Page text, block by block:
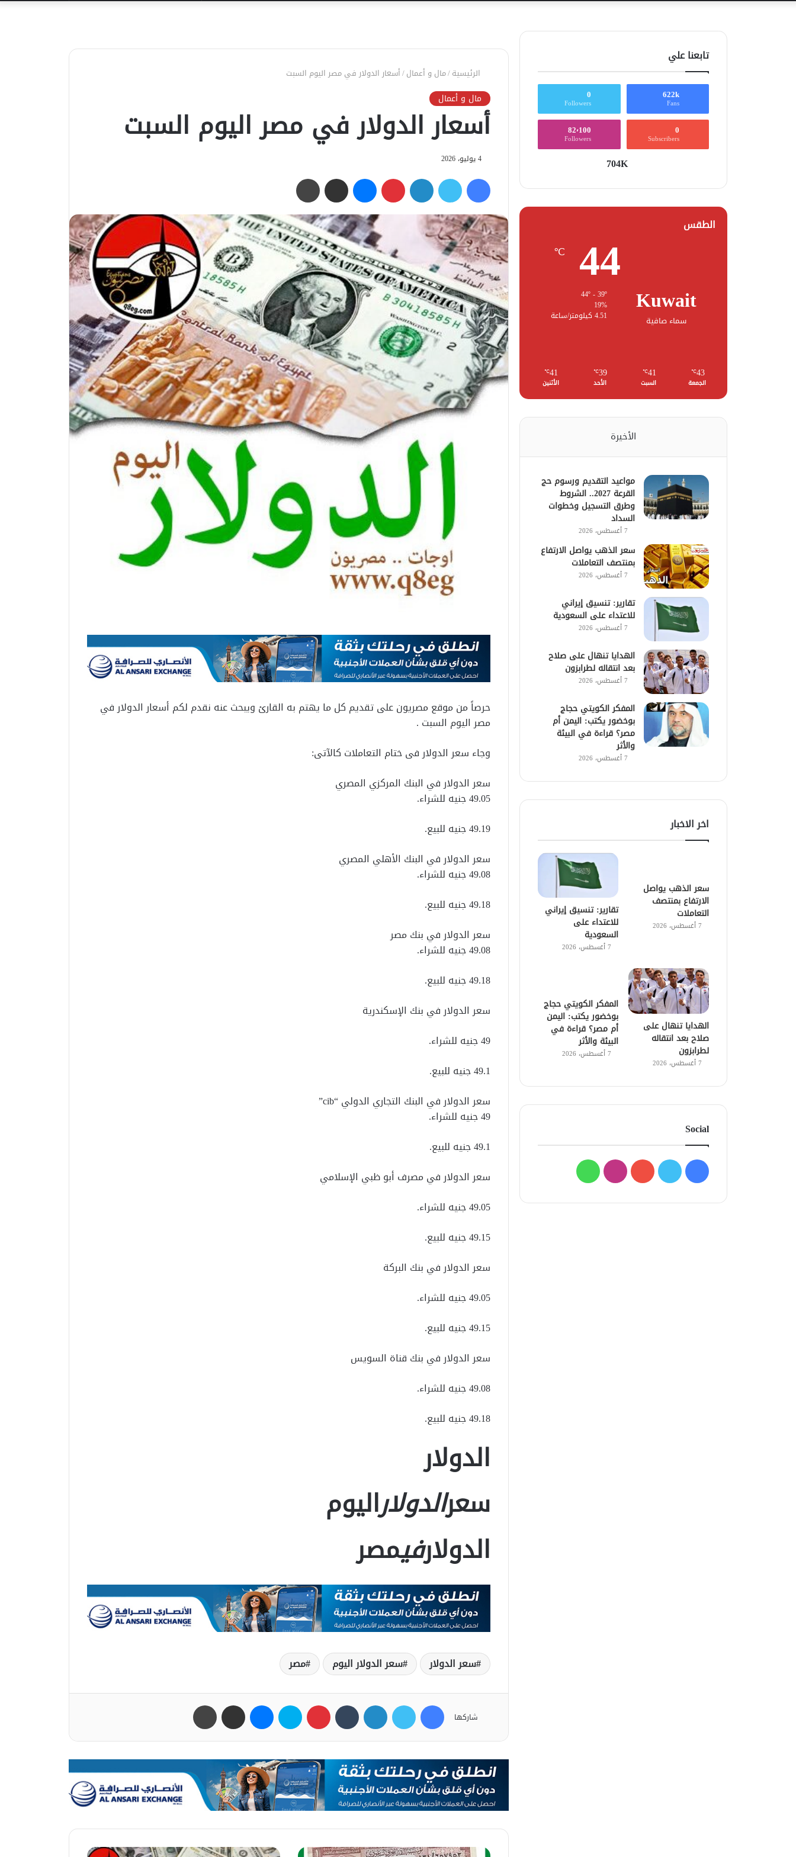
الرئيسية/مال و أعمال/أسعار الدولار في مصر اليوم السبت
مال و أعمال
أسعار الدولار في مصر اليوم السبت
4 يوليو، 2026
فيسبوك تويتر لينكدإن بينتيريست ماسنجر مشاركة عبر البريد
حرصاً من موقع مصريون على تقديم كل ما يهتم به القارئ ويبحث عنه نقدم لكم أسعار الدولار في
مصر اليوم السبت .
وجاء سعر الدولار فى ختام التعاملات كالآتى:
سعر الدولار في البنك المركزي المصري
49.05 جنيه للشراء.
49.19 جنيه للبيع.
سعر الدولار في البنك الأهلي المصري
49.08 جنيه للشراء.
49.18 جنيه للبيع.
سعر الدولار في بنك مصر
49.08 جنيه للشراء.
49.18 جنيه للبيع.
سعر الدولار في بنك الإسكندرية
49 جنيه للشراء.
49.1 جنيه للبيع.
سعر الدولار في البنك التجاري الدولي “cib”
49 جنيه للشراء.
49.1 جنيه للبيع.
سعر الدولار في مصرف أبو ظبي الإسلامي
49.05 جنيه للشراء.
49.15 جنيه للبيع.
سعر الدولار في بنك البركة
49.05 جنيه للشراء.
49.15 جنيه للبيع.
سعر الدولار في بنك قناة السويس
49.08 جنيه للشراء.
49.18 جنيه للبيع.
الدولار
سعرالدولاراليوم
الدولارفيمصر
سعر الدولار سعر الدولار اليوم مصر
شاركها
فيسبوك تويتر لينكدإن بينتيريست سكايب ماسنجر مشاركة عبر البريد
تابعنا علي
622k
Fans
0
Followers
0
Subscribers
82٬100
Followers
704K
الطقس
Kuwait
سماء صافية
44
℃
44º - 39º
19%
4.51 كيلومتر/ساعة
43
℃
الجمعة
41
℃
السبت
39
℃
الأحد
41
℃
الأثنين
الأخيرة
مواعيد التقديم ورسوم حج
القرعة 2027.. الشروط
وطرق التسجيل وخطوات
السداد
7 أغسطس، 2026
سعر الذهب يواصل الارتفاع
بمنتصف التعاملات
7 أغسطس، 2026
تقارير: تنسيق إيراني
للاعتداء على السعودية
7 أغسطس، 2026
الهدايا تنهال على صلاح
بعد انتقاله لطرابزون
7 أغسطس، 2026
المفكر الكويتي حجاج
بوخضور يكتب: اليمن أم
مصر؟ قراءة في البيئة
والأثر
7 أغسطس، 2026
اخر الاخبار
سعر الذهب يواصل
الارتفاع بمنتصف
التعاملات
7 أغسطس، 2026
تقارير: تنسيق إيراني
للاعتداء على
السعودية
7 أغسطس، 2026
الهدايا تنهال على
صلاح بعد انتقاله
لطرابزون
7 أغسطس، 2026
المفكر الكويتي حجاج
بوخضور يكتب: اليمن
أم مصر؟ قراءة في
البيئة والأثر
7 أغسطس، 2026
Social
فيسبوك
تويتر يوتيوبانستقرامواتساب